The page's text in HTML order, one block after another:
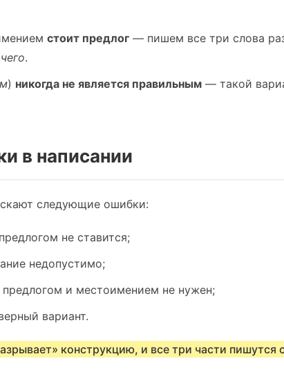
стоит предлог — пишем все три слова
.
) никогда не является правильным — такой
в написании
следующие ошибки:
не ставится;
недопустимо;
и местоимением не нужен;
вариант.
конструкцию, и все три части пишутся